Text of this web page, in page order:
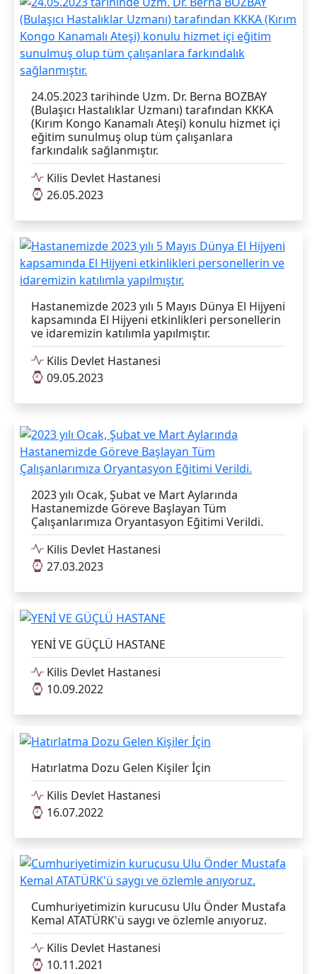
24.05.2023 tarihinde Uzm. Dr. Berna BOZBAY
(Bulaşıcı Hastalıklar Uzmanı) tarafından KKKA
(Kırım Kongo Kanamalı Ateşi) konulu hizmet içi
eğitim sunulmuş olup tüm çalışanlara
farkındalık sağlanmıştır.
Kilis Devlet Hastanesi
26.05.2023
Hastanemizde 2023 yılı 5 Mayıs Dünya El Hijyeni
kapsamında El Hijyeni etkinlikleri personellerin
ve idaremizin katılımla yapılmıştır.
Kilis Devlet Hastanesi
09.05.2023
2023 yılı Ocak, Şubat ve Mart Aylarında
Hastanemizde Göreve Başlayan Tüm
Çalışanlarımıza Oryantasyon Eğitimi Verildi.
Kilis Devlet Hastanesi
27.03.2023
YENİ VE GÜÇLÜ HASTANE
Kilis Devlet Hastanesi
10.09.2022
Hatırlatma Dozu Gelen Kişiler İçin
Kilis Devlet Hastanesi
16.07.2022
Cumhuriyetimizin kurucusu Ulu Önder Mustafa
Kemal ATATÜRK'ü saygı ve özlemle anıyoruz.
Kilis Devlet Hastanesi
10.11.2021